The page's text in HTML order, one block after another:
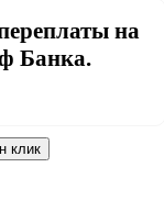
на
Банка.
клик